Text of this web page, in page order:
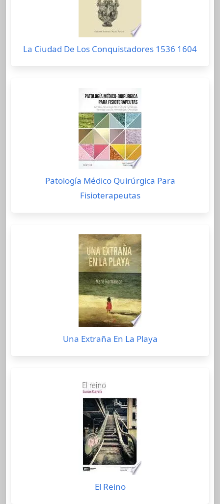
La Ciudad De Los Conquistadores 1536 1604
Patología Médico Quirúrgica Para
Fisioterapeutas
Una Extraña En La Playa
El Reino